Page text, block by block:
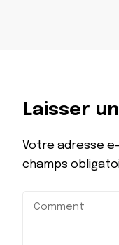
Laisser
Votre adresse
champs